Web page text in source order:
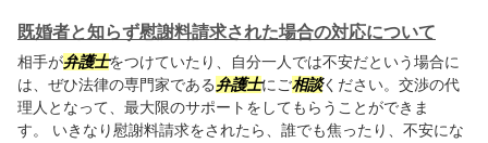
既婚者と知らず慰謝料請求された場合の対応について
相手が弁護士をつけていたり、自分一人では不安だという場合に
は、ぜひ法律の専門家である弁護士にご相談ください。交渉の代
理人となって、最大限のサポートをしてもらうことができま
す。 いきなり慰謝料請求をされたら、誰でも焦ったり、不安にな